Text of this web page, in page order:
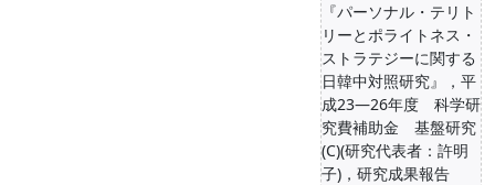
『パーソナル・テリト
リーとポライトネス・
ストラテジーに関する
日韓中対照研究』，平
成23―26年度 科学研
究費補助金 基盤研究
(C)(研究代表者：許明
子)，研究成果報告